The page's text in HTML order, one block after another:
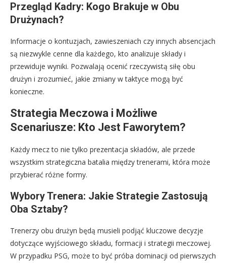
Przegląd Kadry: Kogo Brakuje w Obu
Drużynach?
Informacje o kontuzjach, zawieszeniach czy innych absencjach
są niezwykle cenne dla każdego, kto analizuje składy i
przewiduje wyniki. Pozwalają ocenić rzeczywistą siłę obu
drużyn i zrozumieć, jakie zmiany w taktyce mogą być
konieczne.
Strategia Meczowa i Możliwe
Scenariusze: Kto Jest Faworytem?
Każdy mecz to nie tylko prezentacja składów, ale przede
wszystkim strategiczna batalia między trenerami, która może
przybierać różne formy.
Wybory Trenera: Jakie Strategie Zastosują
Oba Sztaby?
Trenerzy obu drużyn będą musieli podjąć kluczowe decyzje
dotyczące wyjściowego składu, formacji i strategii meczowej.
W przypadku PSG, może to być próba dominacji od pierwszych